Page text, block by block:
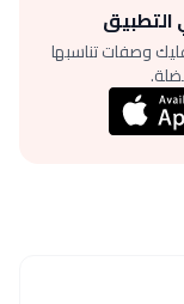
التطبيق
وصفات تناسبها